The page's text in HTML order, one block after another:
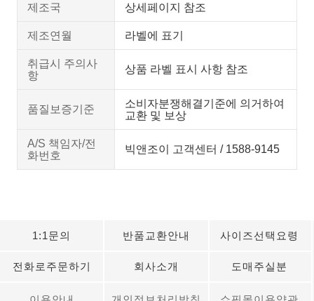
제조국 상세페이지 참조
제조연월 라벨에 표기
취급시 주의사
항
상품 라벨 표시 사항 참조
품질보증기준
소비자분쟁해결기준에 의거하여
교환 및 보상
A/S 책임자/전
화번호
빅앤조이 고객센터 / 1588-9145
1:1문의 반품교환안내 사이즈선택요령
전화로주문하기 회사소개 도매주실분